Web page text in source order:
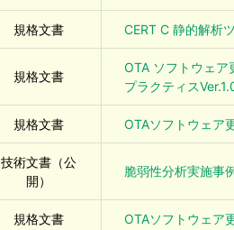
規格文書 CERT C 静的解析
規格文書
OTA ソフトウェア
プラクティス
規格文書 OTAソフトウェア
技術文書（公
開）
脆弱性分析実施事
規格文書 OTAソフトウェア